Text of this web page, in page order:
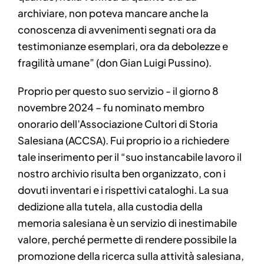
archiviare, non poteva mancare anche la
conoscenza di avvenimenti segnati ora da
testimonianze esemplari, ora da debolezze e
fragilità umane” (don Gian Luigi Pussino).
Proprio per questo suo servizio - il giorno 8
novembre 2024 – fu nominato membro
onorario dell’Associazione Cultori di Storia
Salesiana (ACCSA). Fui proprio io a richiedere
tale inserimento per il “suo instancabile lavoro il
nostro archivio risulta ben organizzato, con i
dovuti inventari e i rispettivi cataloghi. La sua
dedizione alla tutela, alla custodia della
memoria salesiana è un servizio di inestimabile
valore, perché permette di rendere possibile la
promozione della ricerca sulla attività salesiana,